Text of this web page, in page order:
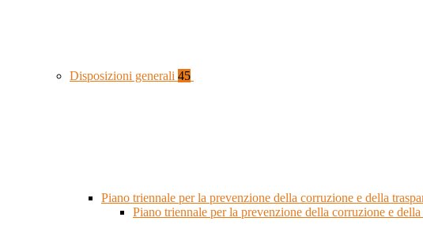
Disposizioni generali 45
Piano triennale per la prevenzione della corruzione e della
Piano triennale per la prevenzione della corruzione e